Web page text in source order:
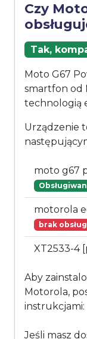
Czy
Tak,
Moto G67
smartfon od
technologią
Urządzenie
moto g67
motorola
brak
XT2533-4
Aby
Motorola,
instrukcjami:
Jeśli masz